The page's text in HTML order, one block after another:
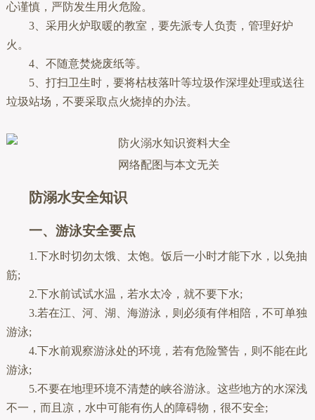
心谨慎，严防发生用火危险。
3、采用火炉取暖的教室，要先派专人负责，管理好炉
火。
4、不随意焚烧废纸等。
5、打扫卫生时，要将枯枝落叶等垃圾作深埋处理或送往
垃圾站场，不要采取点火烧掉的办法。
网络配图与本文无关
防溺水安全知识
一、游泳安全要点
1.下水时切勿太饿、太饱。饭后一小时才能下水，以免抽
筋;
2.下水前试试水温，若水太冷，就不要下水;
3.若在江、河、湖、海游泳，则必须有伴相陪，不可单独
游泳;
4.下水前观察游泳处的环境，若有危险警告，则不能在此
游泳;
5.不要在地理环境不清楚的峡谷游泳。这些地方的水深浅
不一，而且凉，水中可能有伤人的障碍物，很不安全;